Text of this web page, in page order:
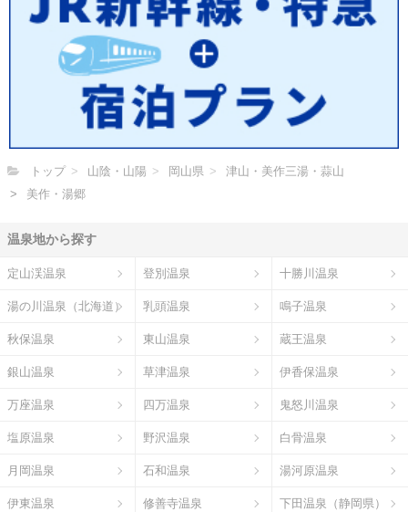
トップ 山陰・山陽 岡山県
津山・美作三湯・蒜山
美作・湯郷
温泉地から探す
定山渓温泉 登別温泉 十勝川温泉
湯の川温泉（北海道） 乳頭温泉 鳴子温泉
秋保温泉 東山温泉 蔵王温泉
銀山温泉 草津温泉 伊香保温泉
万座温泉 四万温泉 鬼怒川温泉
塩原温泉 野沢温泉 白骨温泉
月岡温泉 石和温泉 湯河原温泉
伊東温泉 修善寺温泉 下田温泉（静岡県）